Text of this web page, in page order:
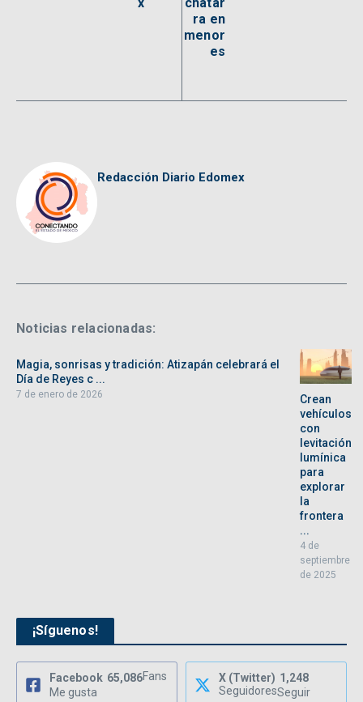
ra en
menor
es
Redacción Diario Edomex
Noticias relacionadas:
Magia, sonrisas y tradición: Atizapán celebrará el
Día de Reyes c ...
7 de enero de 2026
Crean
vehículos
con
levitación
lumínica
para
explorar
la
frontera
...
4 de
septiembre
de 2025
¡Síguenos!
Facebook 65,086Fans
Me gusta
X (Twitter) 1,248
SeguidoresSeguir